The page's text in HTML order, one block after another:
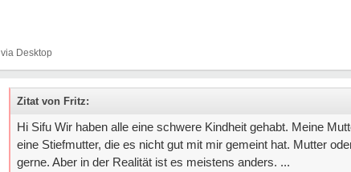
Zitat von Fritz:
Hi Sifu Wir haben alle eine schwere Kindheit gehabt. Meine
eine Stiefmutter, die es nicht gut mit mir gemeint hat. Mutter
gerne. Aber in der Realität ist es meistens anders. ...